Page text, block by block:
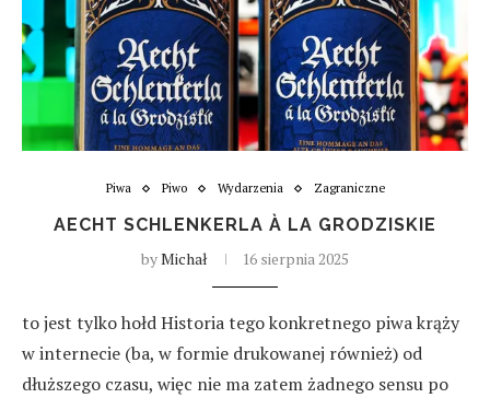
Piwa Piwo Wydarzenia Zagraniczne
AECHT SCHLENKERLA À LA GRODZISKIE
byMichał 16 sierpnia 2025
to jest tylko hołd Historia tego konkretnego piwa krąży
w internecie (ba, w formie drukowanej również) od
dłuższego czasu, więc nie ma zatem żadnego sensu po